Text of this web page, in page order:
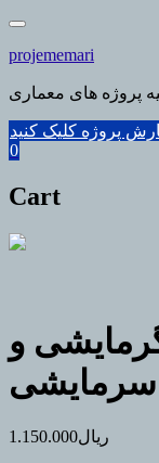
Skip
content
projememari
پروژه های معماری
0
Cart
و
سرمایشی
ریال1.150.000